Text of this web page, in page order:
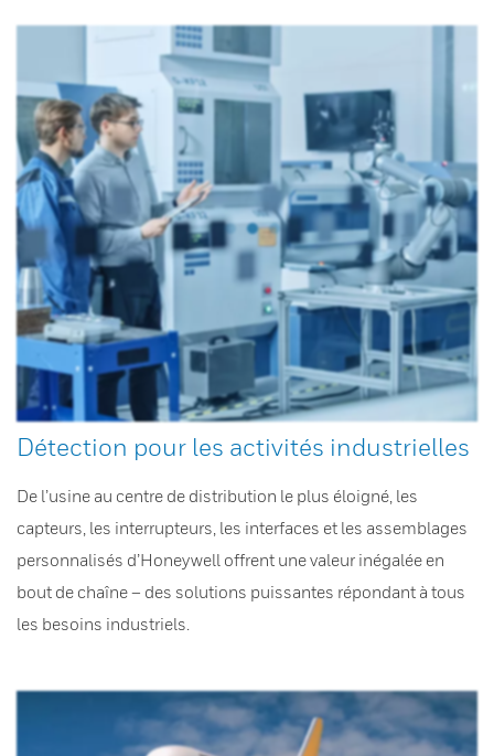
Détection pour les activités industrielles
De l’usine au centre de distribution le plus éloigné, les
capteurs, les interrupteurs, les interfaces et les assemblages
personnalisés d’Honeywell offrent une valeur inégalée en
bout de chaîne – des solutions puissantes répondant à tous
les besoins industriels.